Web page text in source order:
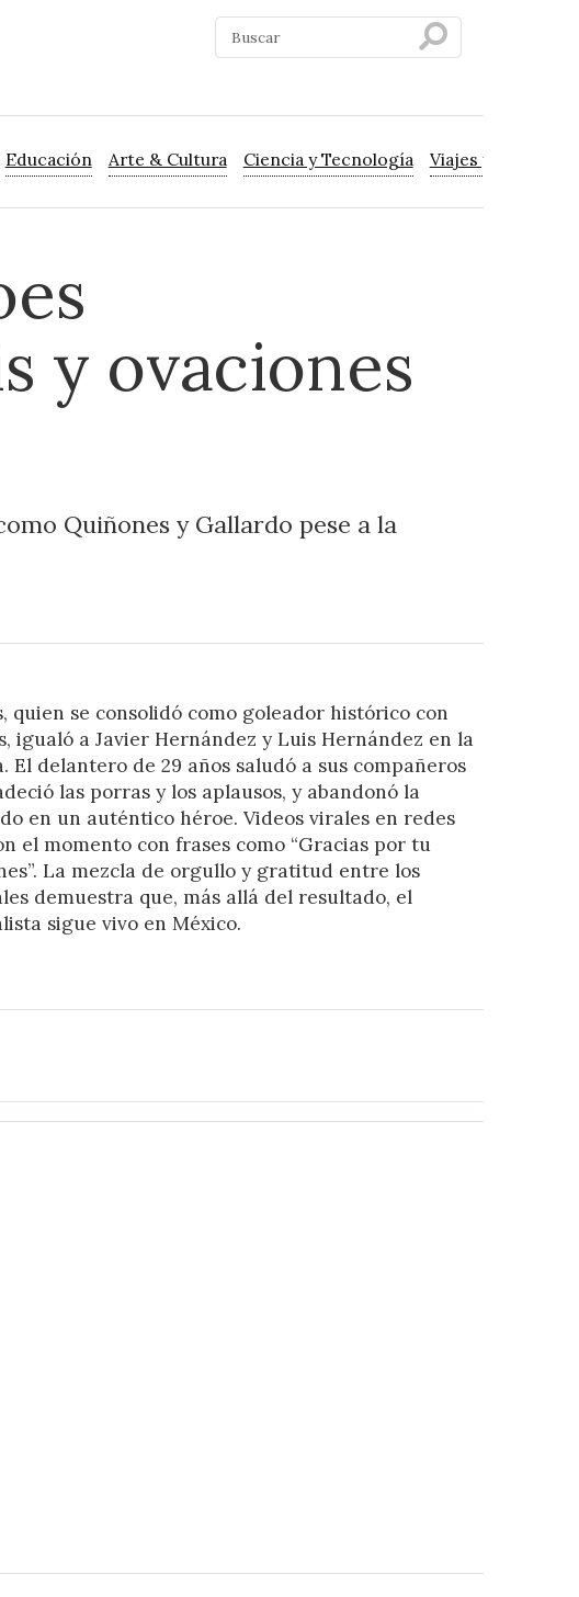
Educación Arte & Cultura Ciencia y Tecnología Viajes y Turismo
y ovaciones
Quiñones y Gallardo pese a la
quien se consolidó como goleador histórico con
igualó a Javier Hernández y Luis Hernández en la
El delantero de 29 años saludó a sus compañeros
las porras y los aplausos, y abandonó la
en un auténtico héroe. Videos virales en redes
el momento con frases como “Gracias por tu
La mezcla de orgullo y gratitud entre los
demuestra que, más allá del resultado, el
sigue vivo en México.